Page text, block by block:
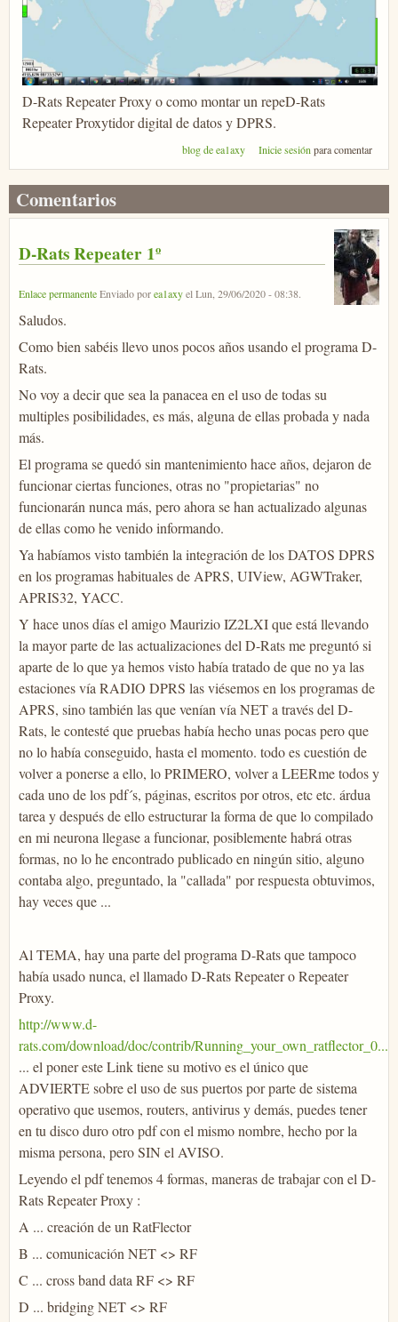
D-Rats Repeater Proxy o como montar un repeD-Rats
Repeater Proxytidor digital de datos y DPRS.
blog de ea1axy Inicie sesión para comentar
Comentarios
D-Rats Repeater 1º
Enlace permanenteEnviado porea1axyelLun, 29/06/2020 - 08:38.
Saludos.
Como bien sabéis llevo unos pocos años usando el programa D-
Rats.
No voy a decir que sea la panacea en el uso de todas su
multiples posibilidades, es más, alguna de ellas probada y nada
más.
El programa se quedó sin mantenimiento hace años, dejaron de
funcionar ciertas funciones, otras no "propietarias" no
funcionarán nunca más, pero ahora se han actualizado algunas
de ellas como he venido informando.
Ya habíamos visto también la integración de los DATOS DPRS
en los programas habituales de APRS, UIView, AGWTraker,
APRIS32, YACC.
Y hace unos días el amigo Maurizio IZ2LXI que está llevando
la mayor parte de las actualizaciones del D-Rats me preguntó si
aparte de lo que ya hemos visto había tratado de que no ya las
estaciones vía RADIO DPRS las viésemos en los programas de
APRS, sino también las que venían vía NET a través del D-
Rats, le contesté que pruebas había hecho unas pocas pero que
no lo había conseguido, hasta el momento. todo es cuestión de
volver a ponerse a ello, lo PRIMERO, volver a LEERme todos y
cada uno de los pdf´s, páginas, escritos por otros, etc etc. árdua
tarea y después de ello estructurar la forma de que lo compilado
en mi neurona llegase a funcionar, posiblemente habrá otras
formas, no lo he encontrado publicado en ningún sitio, alguno
contaba algo, preguntado, la "callada" por respuesta obtuvimos,
hay veces que ...
Al TEMA, hay una parte del programa D-Rats que tampoco
había usado nunca, el llamado D-Rats Repeater o Repeater
Proxy.
http://www.d-
rats.com/download/doc/contrib/Running_your_own_ratflector_0...
... el poner este Link tiene su motivo es el único que
ADVIERTE sobre el uso de sus puertos por parte de sistema
operativo que usemos, routers, antivirus y demás, puedes tener
en tu disco duro otro pdf con el mismo nombre, hecho por la
misma persona, pero SIN el AVISO.
Leyendo el pdf tenemos 4 formas, maneras de trabajar con el D-
Rats Repeater Proxy :
A ... creación de un RatFlector
B ... comunicación NET <> RF
C ... cross band data RF <> RF
D ... bridging NET <> RF